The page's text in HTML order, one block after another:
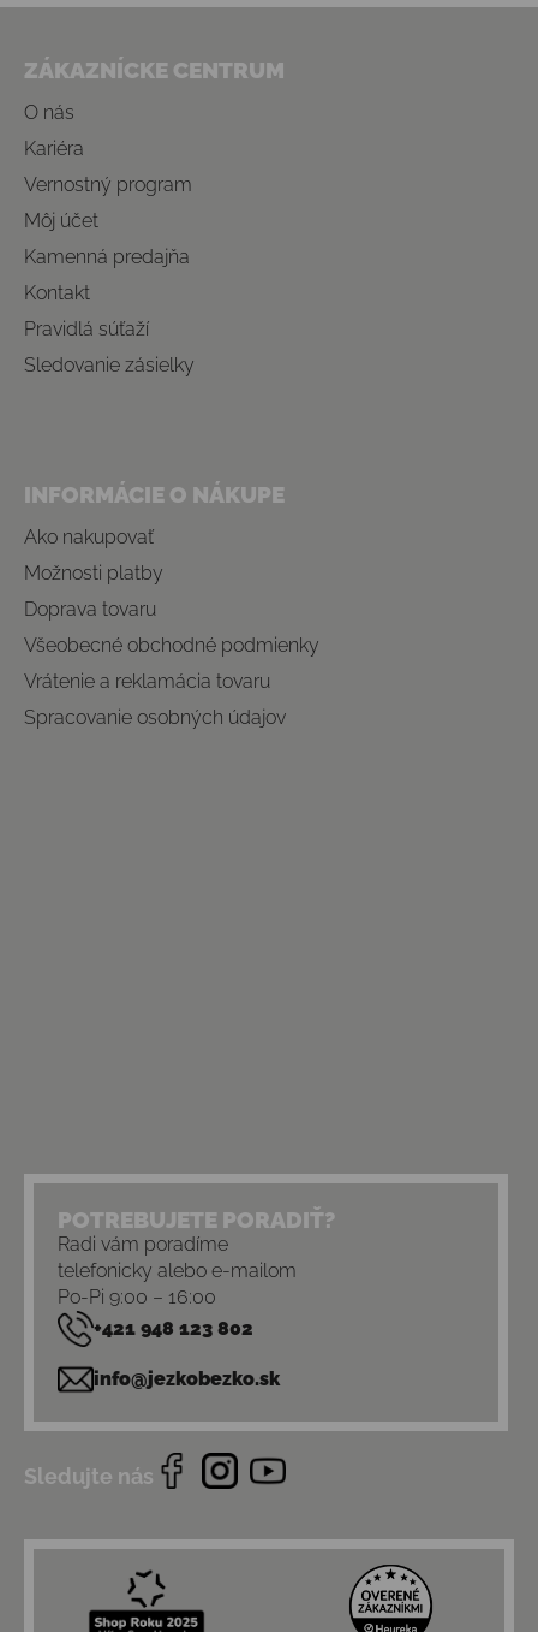
ZÁKAZNÍCKE CENTRUM
O nás
Kariéra
Vernostný program
Môj účet
Kamenná predajňa
Kontakt
Pravidlá súťaží
Sledovanie zásielky
INFORMÁCIE O NÁKUPE
Ako nakupovať
Možnosti platby
Doprava tovaru
Všeobecné obchodné podmienky
Vrátenie a reklamácia tovaru
Spracovanie osobných údajov
POTREBUJETE PORADIŤ?
Radi vám poradíme
telefonicky alebo e-mailom
Po-Pi 9:00 – 16:00
+421 948 123 802
info@jezkobezko.sk
Sledujte nás